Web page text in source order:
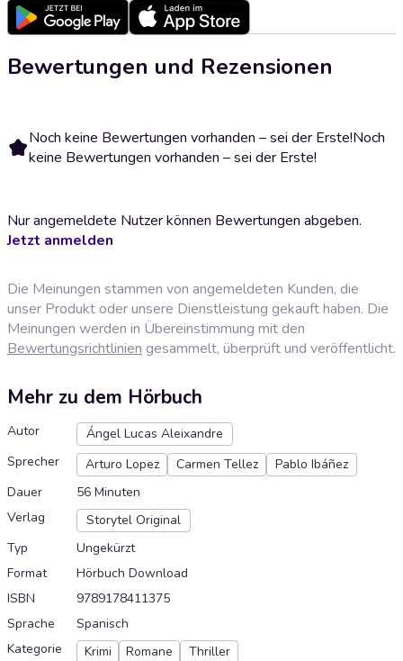
Bewertungen und Rezensionen
Noch keine Bewertungen vorhanden – sei der Erste!Noch
keine Bewertungen vorhanden – sei der Erste!
Nur angemeldete Nutzer können Bewertungen abgeben.
Jetzt anmelden
Die Meinungen stammen von angemeldeten Kunden, die
unser Produkt oder unsere Dienstleistung gekauft haben. Die
Meinungen werden in Übereinstimmung mit den
Bewertungsrichtlinien gesammelt, überprüft und veröffentlicht.
Mehr zu dem Hörbuch
Autor
Ángel Lucas Aleixandre
Sprecher
Arturo Lopez Carmen Tellez
Pablo Ibáñez
Dauer
56 Minuten
Verlag
Storytel Original
Typ
Ungekürzt
Format
Hörbuch Download
ISBN
9789178411375
Sprache
Spanisch
Kategorie
Krimi Romane Thriller